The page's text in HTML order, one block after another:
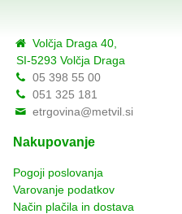
Volčja Draga 40,
SI-5293 Volčja Draga
05 398 55 00
051 325 181
etrgovina@metvil.si
Nakupovanje
Pogoji poslovanja
Varovanje podatkov
Način plačila in dostava